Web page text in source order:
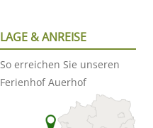
LAGE & ANREISE
So erreichen Sie unseren
Ferienhof Auerhof